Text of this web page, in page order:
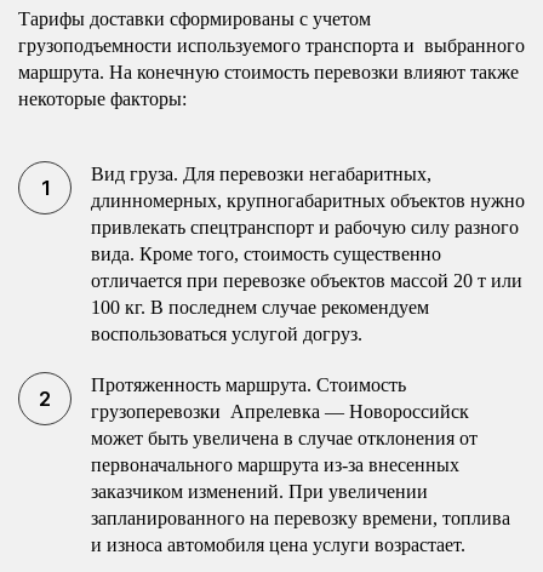
Тарифы доставки сформированы с учетом
грузоподъемности используемого транспорта и выбранного
маршрута. На конечную стоимость перевозки влияют также
некоторые факторы:
Вид груза. Для перевозки негабаритных,
длинномерных, крупногабаритных объектов нужно
привлекать спецтранспорт и рабочую силу разного
вида. Кроме того, стоимость существенно
отличается при перевозке объектов массой 20 т или
100 кг. В последнем случае рекомендуем
воспользоваться услугой догруз.
Протяженность маршрута. Стоимость
грузоперевозки Апрелевка — Новороссийск
может быть увеличена в случае отклонения от
первоначального маршрута из-за внесенных
заказчиком изменений. При увеличении
запланированного на перевозку времени, топлива
и износа автомобиля цена услуги возрастает.